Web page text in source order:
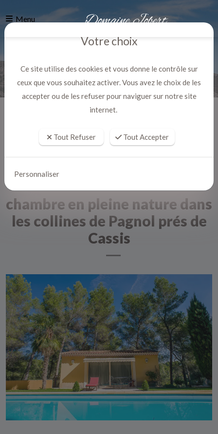
Menu
chambre en pleine nature dans
les collines de Pagnol prés de
Cassis
Votre choix
Ce site utilise des cookies et vous donne le contrôle sur
ceux que vous souhaitez activer. Vous avez le choix de les
accepter ou de les refuser pour naviguer sur notre site
internet.
Tout Refuser Tout Accepter
Personnaliser